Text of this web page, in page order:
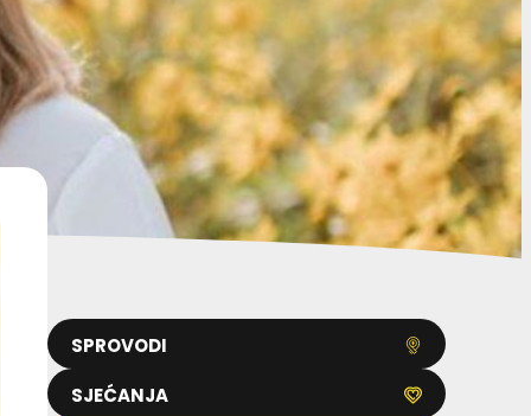
SPROVODI
SJEĆANJA